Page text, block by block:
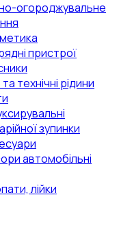
огороджувальне
пристрої
технічні рідини
зупинки
автомобільні
лійки